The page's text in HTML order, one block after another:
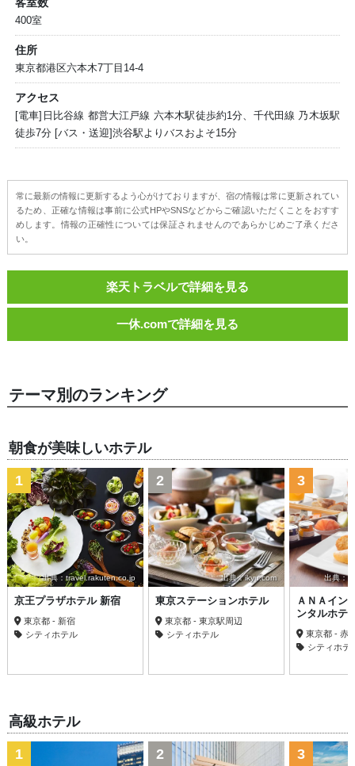
客室数
400室
住所
東京都港区六本木7丁目14-4
アクセス
[電車]日比谷線 都営大江戸線 六本木駅徒歩約1分、千代田線 乃木坂駅
徒歩7分 [バス・送迎]渋谷駅よりバスおよそ15分
常に最新の情報に更新するよう心がけておりますが、宿の情報は常に更新されてい
るため、正確な情報は事前に公式HPやSNSなどからご確認いただくことをおすす
めします。情報の正確性については保証されませんのであらかじめご了承くださ
い。
楽天トラベルで詳細を見る
一休.comで詳細を見る
テーマ別のランキング
朝食が美味しいホテル
出典：travel.rakuten.co.jp
1
京王プラザホテル 新宿
東京都 - 新宿
シティホテル
出典：ikyu.com
2
東京ステーションホテル
東京都 - 東京駅周辺
シティホテル
出典：
3
ＡＮＡイン
ンタルホテ
東京都 - 赤
シティホテ
高級ホテル
1 2 3